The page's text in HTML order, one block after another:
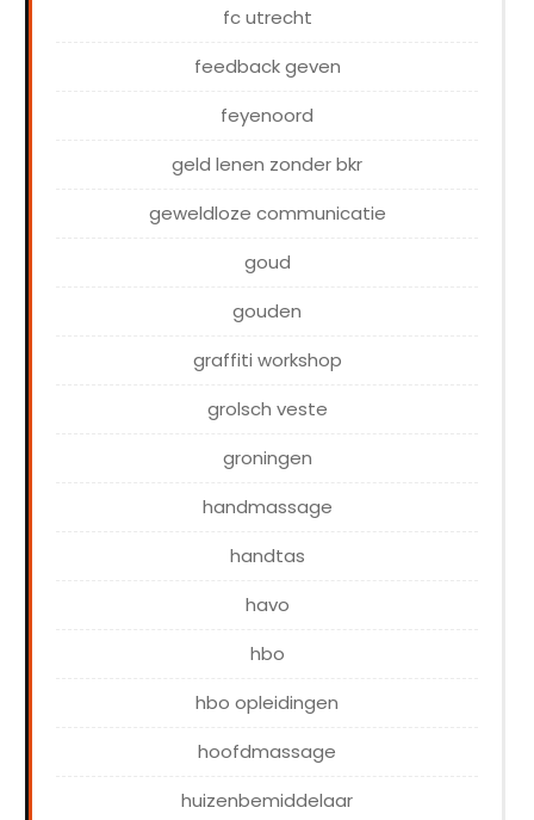
fc utrecht
feedback geven
feyenoord
geld lenen zonder bkr
geweldloze communicatie
goud
gouden
graffiti workshop
grolsch veste
groningen
handmassage
handtas
havo
hbo
hbo opleidingen
hoofdmassage
huizenbemiddelaar